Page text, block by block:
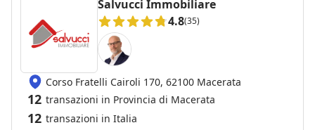
Salvucci Immobiliare
4.8(35)
Corso Fratelli Cairoli 170, 62100 Macerata
12 transazioni in Provincia di Macerata
12 transazioni in Italia